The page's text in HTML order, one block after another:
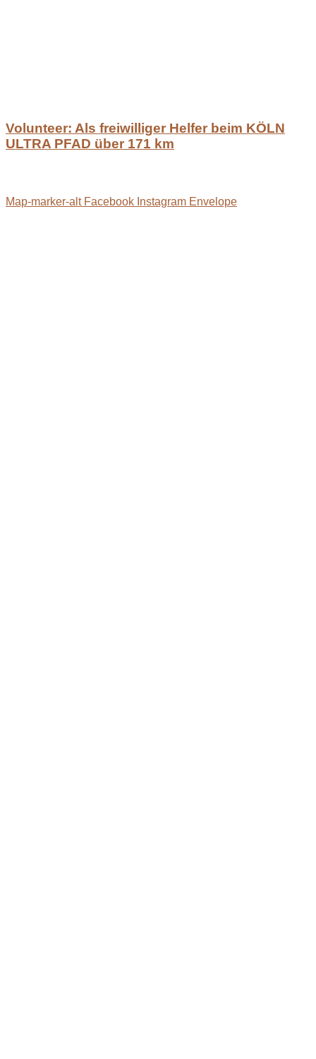
Volunteer: Als freiwilliger Helfer beim KÖLN
ULTRA PFAD über 171 km
Map-marker-alt Facebook Instagram Envelope